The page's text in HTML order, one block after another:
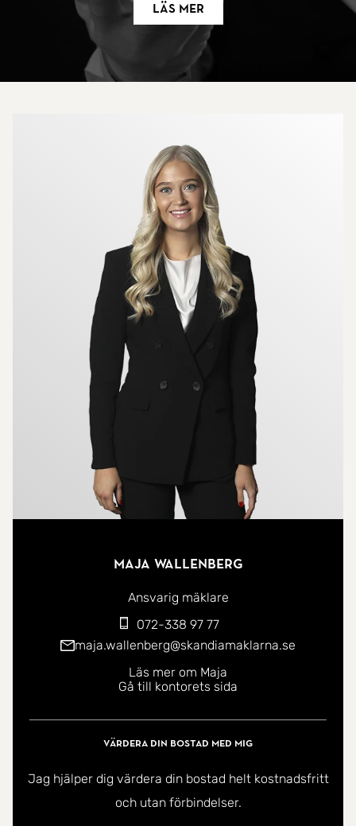
Läs mer
Maja Wallenberg
Ansvarig mäklare
072-338 97 77
maja.wallenberg@skandiamaklarna.se
Läs mer om Maja
Gå till kontorets sida
Värdera din bostad med mig
Jag hjälper dig värdera din bostad helt kostnadsfritt
och utan förbindelser.